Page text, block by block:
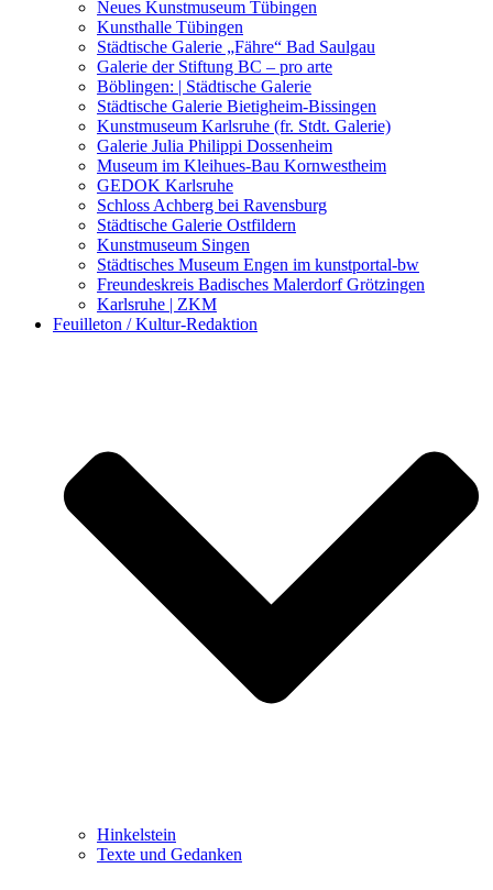
Kunstwettbewerbe, Ausschreibungen für Künstler
Neues Kunstmuseum Tübingen
Kunsthalle Tübingen
Städtische Galerie „Fähre“ Bad Saulgau
Galerie der Stiftung BC – pro arte
Böblingen: | Städtische Galerie
Städtische Galerie Bietigheim-Bissingen
Kunstmuseum Karlsruhe (fr. Stdt. Galerie)
Galerie Julia Philippi Dossenheim
Museum im Kleihues-Bau Kornwestheim
GEDOK Karlsruhe
Schloss Achberg bei Ravensburg
Städtische Galerie Ostfildern
Kunstmuseum Singen
Städtisches Museum Engen im kunstportal-bw
Freundeskreis Badisches Malerdorf Grötzingen
Karlsruhe | ZKM
Feuilleton / Kultur-Redaktion
Hinkelstein
Texte und Gedanken